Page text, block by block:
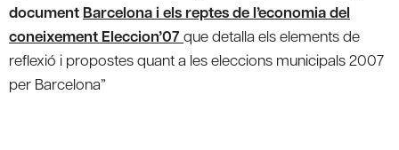
document Barcelona i els reptes de l’economia del
coneixement Eleccion’07 que detalla els elements de
reflexió i propostes quant a les eleccions municipals 2007
per Barcelona”